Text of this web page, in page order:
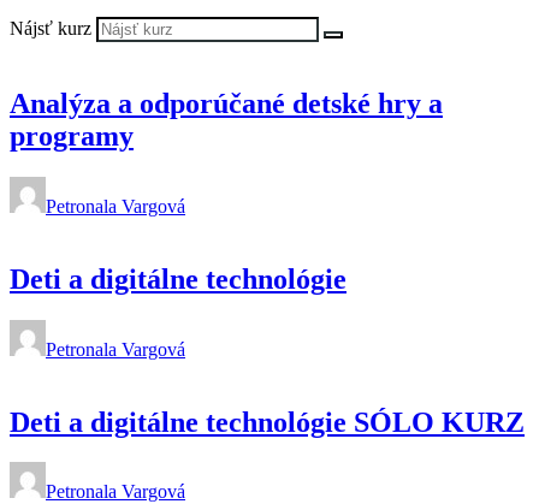
Nájsť kurz
Analýza a odporúčané detské hry a
programy
Petronala Vargová
Deti a digitálne technológie
Petronala Vargová
Deti a digitálne technológie SÓLO KURZ
Petronala Vargová